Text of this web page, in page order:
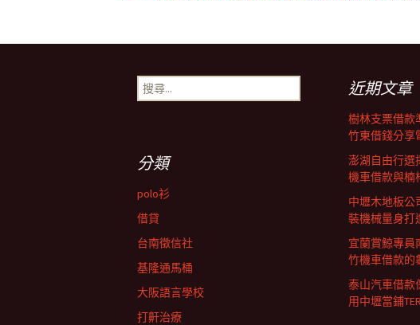
章
搜
尋
近期文章
樹林支票借款
竹東借錢分享
澎湖自由行選
機車借款與楠
中壢木地板公
裝機械量身打
宜蘭賞鯨專員
竹機車借款的
泰山汽車借款
用中壢當鋪
分類
polo衫
借貸
台南徵信社
基隆通馬桶
大阪語言學校
打鼾治療